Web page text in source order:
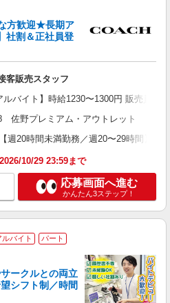
方歓迎★長期ア
社割＆正社員登
客販売スタッフ
ルバイト】時給1230〜1300円 販売員
佐野プレミアム・アウトレット
週20時間未満勤務／週20〜29時間】 ※
10/29 23:59まで
応募画面へ進む
かんたん3ステップ！
ルバイト パート
ークルとの両立
シフト制／時間